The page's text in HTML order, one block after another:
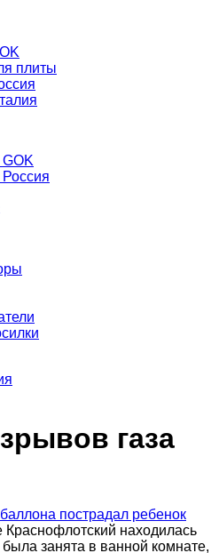
плиты
газа
пострадал ребенок
Краснофлотский находилась
занята в ванной комнате,